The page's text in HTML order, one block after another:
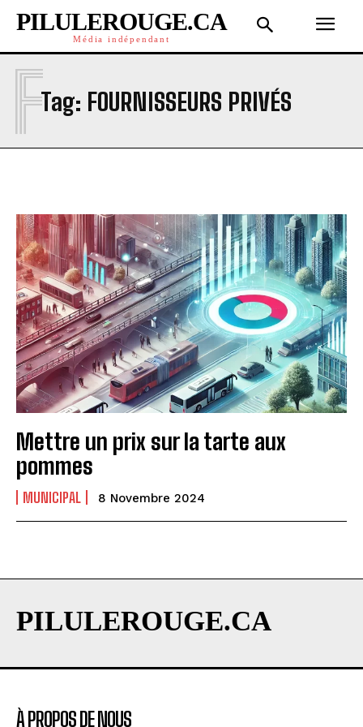
PILULEROUGE.CA
Média indépendant
Tag: FOURNISSEURS PRIVÉS
F
Mettre un prix sur la tarte aux
pommes
MUNICIPAL 8 Novembre 2024
PILULEROUGE.CA
À PROPOS DE NOUS